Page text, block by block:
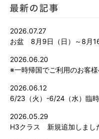
2026.07.27
お盆 8月9日（日）～8月
2026.06.20
※一時帰国でご利用のお客
2026.06.12
6/23（火）-6/24（水）臨
2026.05.29
H3クラス 新規追加しまし